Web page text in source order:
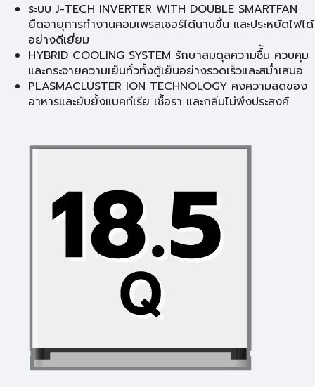
ระบบ J-TECH INVERTER WITH DOUBLE SMARTFAN
ยืดอายุการทำงานคอมเพรสเซอร์ได้นานขึ้น และประหยัดไฟได้
อย่างดีเยี่ยม
HYBRID COOLING SYSTEM รักษาสมดุลความชื้ัน ควบคุม
และกระจายความเย็นทั่วทั้งตู้เย็นอย่างรวดเร็วและสม่ำเสมอ
PLASMACLUSTER ION TECHNOLOGY คงความสดของ
อาหารและยับยั้งแบคทีเรีย เชื้อรา และกลิ่นไม่พึงประสงค์